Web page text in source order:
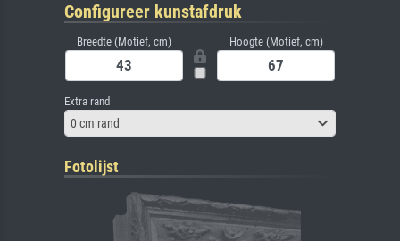
Configureer kunstafdruk
Breedte (Motief, cm) Hoogte (Motief, cm)
Extra rand
0 cm rand
Fotolijst